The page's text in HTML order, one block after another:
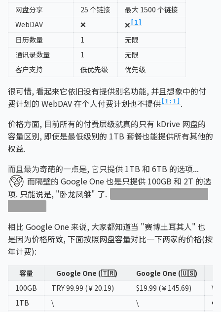
网盘分享
25 个链接
最大 1500 个链接
WebDAV
❌ ❌ [1]
日历数量 1
无限
通讯录数量
1
无限
客户支持
低优先级 优先级
很可惜, 看起来它依旧没有提供别名功能, 并且想象中的付
费计划的 WebDAV 在个人付费计划也不提供 [1:1] .
价格方面, 目前所有的付费层级就真的只有 kDrive 网盘的
容量区别, 即使是最低级别的 1TB 套餐也能提供所有其他的
权益.
而且最为奇葩的一点是, 它只提供 1TB 和 6TB 的选项...
而隔壁的 Google One 也是只提供 100GB 和 2T 的选
项. 只能说是, "卧龙凤雏" 了.
相比 Google One 来说, 大家都知道当 "赛博土耳其人" 也
是因为价格所致, 下面按照网盘容量对比一下两家的价格(按
年计费):
容量 Google One (🇹🇷) Google One (🇺🇸)
100GB
TRY 99.99 (￥20.19) $19.99 (￥145.69)
\
1TB
\ \